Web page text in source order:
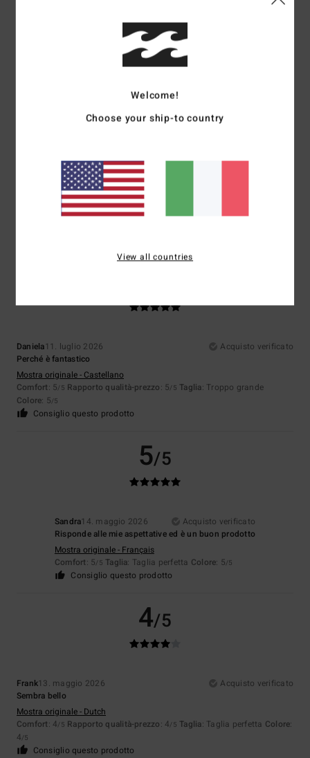
4/5
14. luglio 2026
Mi piace tantissimo
Mostra originale - English
/5 Rapporto qualità-prezzo
Daniela11. luglio 2026
Acquisto verificato
Perché è fantastico
Mostra originale - Castellano
Comfort: 5/5 Rapporto qualità-prezzo: 5/5 Taglia: Troppo grande
Colore: 5/5
Consiglio questo prodotto
5/5
Sandra14. maggio 2026
Acquisto verificato
Risponde alle mie aspettative ed è un buon prodotto
Mostra originale - Français
Comfort: 5/5 Taglia: Taglia perfetta Colore: 5/5
Consiglio questo prodotto
4/5
Frank13. maggio 2026
Acquisto verificato
Sembra bello
Mostra originale - Dutch
Comfort: 4/5 Rapporto qualità-prezzo: 4/5 Taglia: Taglia perfetta Colore:
4/5
Consiglio questo prodotto
Welcome!
Choose your ship-to country
View all countries